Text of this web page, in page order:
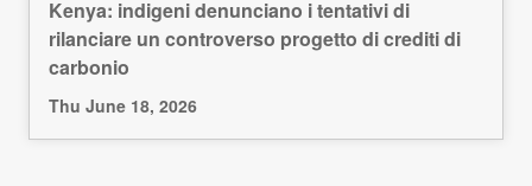
Kenya: indigeni denunciano i tentativi di
rilanciare un controverso progetto di crediti di
carbonio
Thu June 18, 2026